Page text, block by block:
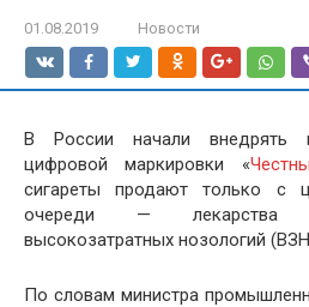
01.08.2019 Новости
В России начали внедрять
цифровой маркировки «
сигареты продают только с
очереди — лекарства
высокозатратных нозологий
По словам министра